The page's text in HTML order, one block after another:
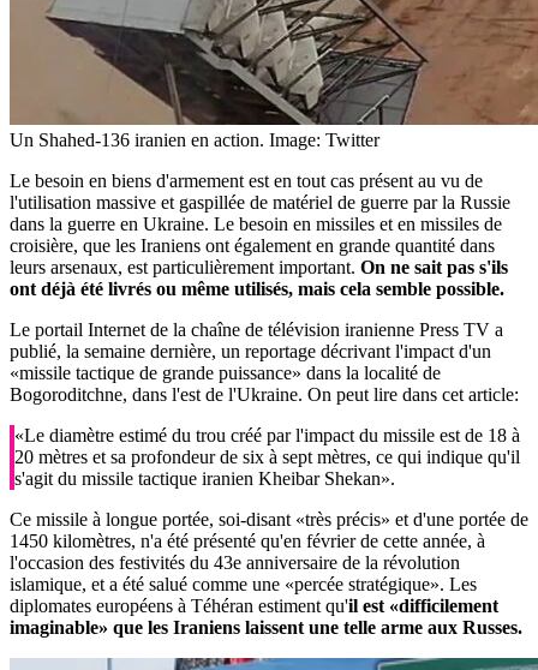
Un Shahed-136 iranien en action. Image: Twitter
Le besoin en biens d'armement est en tout cas présent au vu de
l'utilisation massive et gaspillée de matériel de guerre par la Russie
dans la guerre en Ukraine. Le besoin en missiles et en missiles de
croisière, que les Iraniens ont également en grande quantité dans
leurs arsenaux, est particulièrement important. On ne sait pas s'ils
ont déjà été livrés ou même utilisés, mais cela semble possible.
Le portail Internet de la chaîne de télévision iranienne Press TV a
publié, la semaine dernière, un reportage décrivant l'impact d'un
«missile tactique de grande puissance» dans la localité de
Bogoroditchne, dans l'est de l'Ukraine. On peut lire dans cet article:
«Le diamètre estimé du trou créé par l'impact du missile est de 18 à
20 mètres et sa profondeur de six à sept mètres, ce qui indique qu'il
s'agit du missile tactique iranien Kheibar Shekan».
Ce missile à longue portée, soi-disant «très précis» et d'une portée de
1450 kilomètres, n'a été présenté qu'en février de cette année, à
l'occasion des festivités du 43e anniversaire de la révolution
islamique, et a été salué comme une «percée stratégique». Les
diplomates européens à Téhéran estiment qu'il est «difficilement
imaginable» que les Iraniens laissent une telle arme aux Russes.